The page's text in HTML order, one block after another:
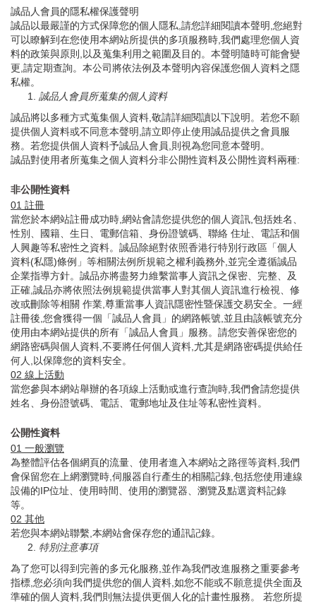
誠品人會員的隱私權保護聲明
誠品以最嚴謹的方式保障您的個人隱私,請您詳細閱讀本聲明,您絕對
可以瞭解到在您使用本網站所提供的多項服務時,我們處理您個人資
料的政策與原則,以及蒐集利用之範圍及目的。本聲明隨時可能會變
更,請定期查詢。本公司將依法例及本聲明內容保護您個人資料之隱
私權。
誠品人會員所蒐集的個人資料
誠品將以多種方式蒐集個人資料,敬請詳細閱讀以下說明。若您不願
提供個人資料或不同意本聲明,請立即停止使用誠品提供之會員服
務。若您提供個人資料予誠品人會員,則視為您同意本聲明。
誠品對使用者所蒐集之個人資料分非公開性資料及公開性資料兩種:
非公開性資料
01 註冊
當您於本網站註冊成功時,網站會請您提供您的個人資訊,包括姓名、
性別、國籍、生日、電郵信箱、身份證號碼、聯絡 住址、電話和個
人興趣等私密性之資料。誠品除絕對依照香港行特別行政區「個人
資料(私隱)條例」等相關法例所規範之權利義務外,並完全遵循誠品
企業指導方針。誠品亦將盡努力維繫當事人資訊之保密、完整、及
正確,誠品亦將依照法例規範提供當事人對其個人資訊進行檢視、修
改或刪除等相關 作業,尊重當事人資訊隱密性暨保護交易安全。一經
註冊後,您會獲得一個「誠品人會員」的網路帳號,並且由該帳號充分
使用由本網站提供的所有「誠品人會員」服務。請您安善保密您的
網路密碼與個人資料,不要將任何個人資料,尤其是網路密碼提供給任
何人,以保障您的資料安全。
02 線上活動
當您參與本網站舉辦的各項線上活動或進行查詢時,我們會請您提供
姓名、身份證號碼、電話、電郵地址及住址等私密性資料。
公開性資料
01 一般瀏覽
為整體評估各個網頁的流量、使用者進入本網站之路徑等資料,我們
會保留您在上網瀏覽時,伺服器自行產生的相關記錄,包括您使用連線
設備的IP位址、使用時間、使用的瀏覽器、瀏覽及點選資料記錄
等。
02 其他
若您與本網站聯繫,本網站會保存您的通訊記錄。
特別注意事項
為了您可以得到完善的多元化服務,並作為我們改進服務之重要參考
指標,您必須向我們提供您的個人資料,如您不能或不願意提供全面及
準確的個人資料,我們則無法提供更個人化的計畫性服務。 若您所提